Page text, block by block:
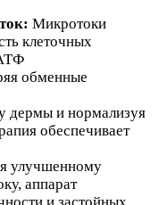
Микротоки
клеточных
обменные
дермы и нормализуя
обеспечивает
улучшенному
аппарат